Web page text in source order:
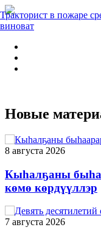
Тракторист в пожаре
виноват
Новые
8 августа 2026
Кыһалҕаны
көмө көрдүүллэр
7 августа 2026